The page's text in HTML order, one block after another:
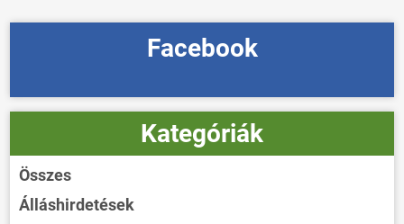
Facebook
Kategóriák
Összes
Álláshirdetések